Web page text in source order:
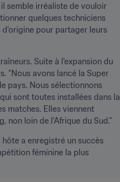
semble irréaliste de vouloir
quelques techniciens
pour partager leurs
Suite à l'expansion du
"Nous avons lancé la Super
pays. Nous sélectionnons
sont toutes installées dans la
matches. Elles viennent
non loin de l'Afrique du Sud."
a enregistré un succès
féminine la plus